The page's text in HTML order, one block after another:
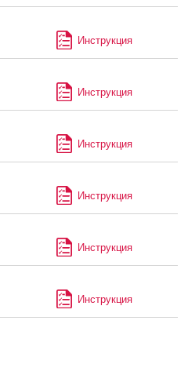
Инструкция
Инструкция
Инструкция
Инструкция
Инструкция
Инструкция